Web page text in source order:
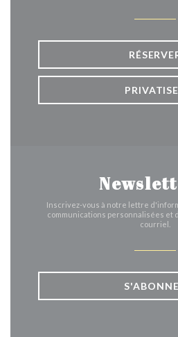
Inscrivez-vous à notre lettre
communications personnalisées et
courriel.